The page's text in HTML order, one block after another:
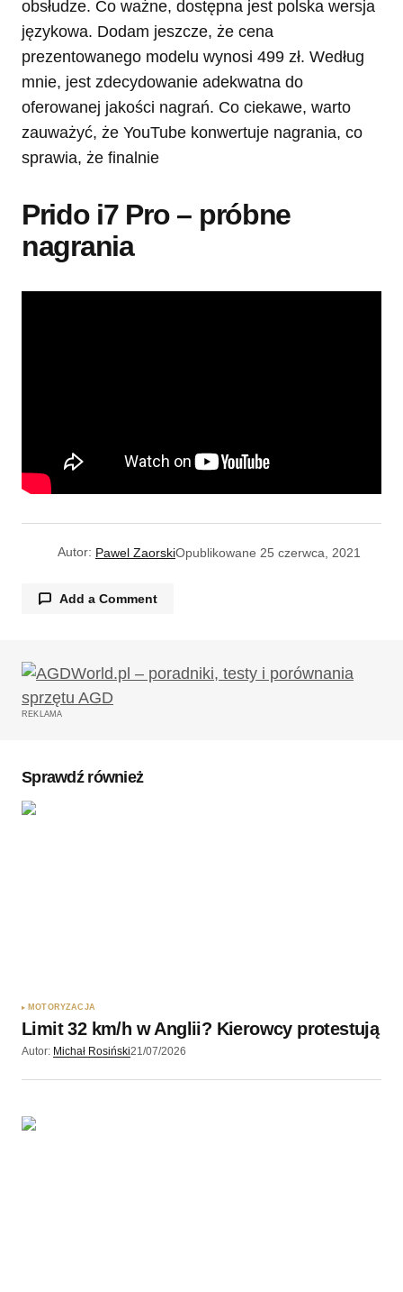
obsłudze. Co ważne, dostępna jest polska wersja
językowa. Dodam jeszcze, że cena
prezentowanego modelu wynosi 499 zł. Według
mnie, jest zdecydowanie adekwatna do
oferowanej jakości nagrań. Co ciekawe, warto
zauważyć, że YouTube konwertuje nagrania, co
sprawia, że finalnie
Prido i7 Pro – próbne
nagrania
Autor: Pawel ZaorskiOpublikowane 25 czerwca, 2021
Add a Comment
Bardzo dobra kamerka, zmieniłem starą na prido,
bo poprzednia zaodziła, teraz jest ok.
Twoję imię
Twój adres e-mail*
REKLAMA
Sprawdź również
MOTORYZACJA
Limit 32 km/h w Anglii? Kierowcy protestują
Autor: Michał Rosiński21/07/2026